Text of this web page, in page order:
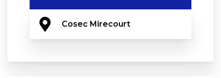
Cosec Mirecourt